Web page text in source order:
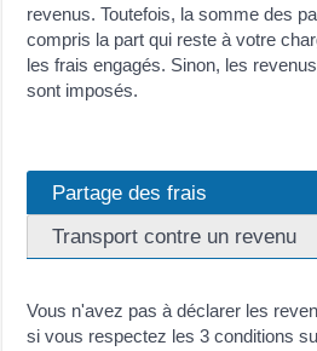
revenus. Toutefois, la somme des
compris la part qui reste à votre
les frais engagés. Sinon, les
sont imposés.
Partage des frais
Transport contre un revenu
Vous n'avez pas à déclarer les
si vous respectez les 3 conditions